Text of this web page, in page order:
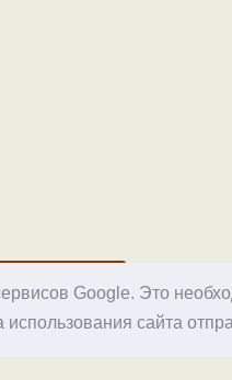
Google. Это
сайта